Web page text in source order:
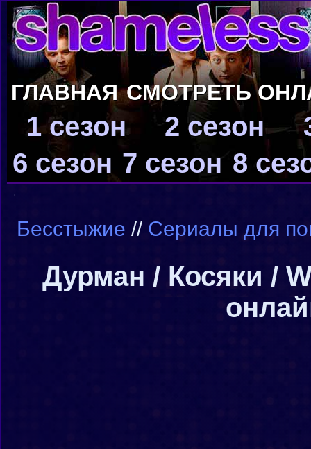
ГЛАВНАЯ СМОТРЕТЬ
1 сезон 2 сезон
6 сезон 7 сезон 8
Бесстыжие // Сериалы для
Дурман / Косяки /